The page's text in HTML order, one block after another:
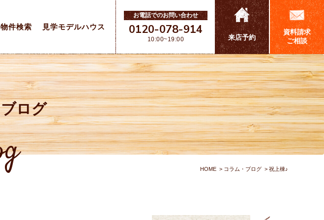
物件検索 見学モデルハウス
お電話でのお問い合わせ
0120-078-914
10:00~19:00 来店予約
資料請求
ご相談
ログ
HOME コラム・ブログ 祝上棟♪